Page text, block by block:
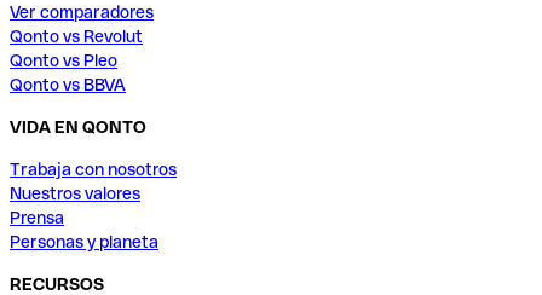
Ver comparadores
Qonto vs Revolut
Qonto vs Pleo
Qonto vs BBVA
VIDA EN QONTO
Trabaja con nosotros
Nuestros valores
Prensa
Personas y planeta
RECURSOS